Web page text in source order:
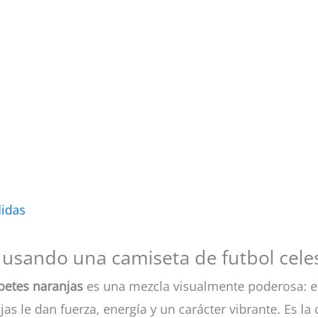
una camiseta de futbol
naranjas es una mezcla visualmente poderosa:
le dan fuerza, energía y un carácter vibrante. Es